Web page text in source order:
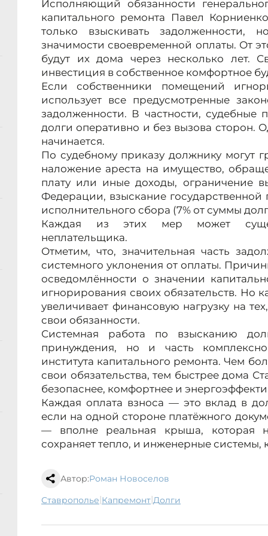
Исполняющий обязанности
капитального ремонта Павел
только взыскивать
значимости своевременной оплаты. От
будут их дома через несколько лет.
инвестиция в собственное комфортное
Если собственники помещений
использует все предусмотренные
задолженности. В частности, судебные
долги оперативно и без вызова сторон.
начинается.
По судебному приказу должнику могут
наложение ареста на имущество,
плату или иные доходы, ограничение
Федерации, взыскание
исполнительного сбора (7% от суммы
Каждая из этих мер может
неплательщика.
Отметим, что, значительная часть
системного уклонения от оплаты.
осведомлённости о значении
игнорирования своих обязательств. Но
увеличивает финансовую нагрузку на
свои обязанности.
Системная работа по взысканию
принуждения, но и часть
института капитального ремонта. Чем
свои обязательства, тем быстрее дома
безопаснее, комфортнее и
Каждая оплата взноса — это вклад в
если на одной стороне платёжного
— вполне реальная крыша, которая
сохраняет тепло, и инженерные системы,
Автор:Роман Новоселов
Ставрополье| капремонт| долги